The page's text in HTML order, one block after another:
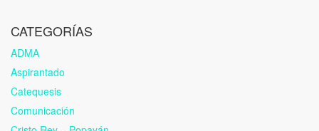
CATEGORÍAS
ADMA
Aspirantado
Catequesis
Comunicación